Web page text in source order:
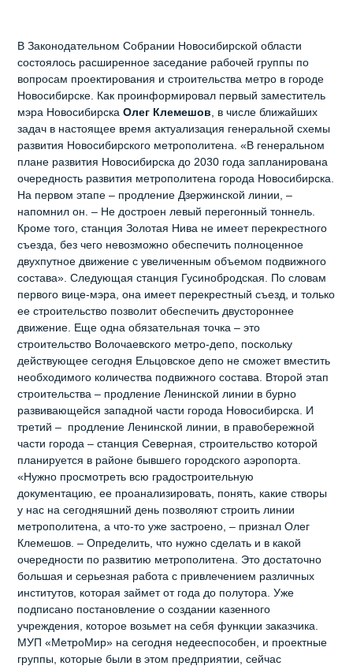
В Законодательном Собрании Новосибирской области
состоялось расширенное заседание рабочей группы по
вопросам проектирования и строительства метро в городе
Новосибирске. Как проинформировал первый заместитель
мэра НовосибирскаОлег Клемешов , в числе ближайших
задач в настоящее время актуализация генеральной схемы
развития Новосибирского метрополитена. «В генеральном
плане развития Новосибирска до 2030 года запланирована
очередность развития метрополитена города Новосибирска.
На первом этапе – продление Дзержинской линии, –
напомнил он. – Не достроен левый перегонный тоннель.
Кроме того, станция Золотая Нива не имеет перекрестного
съезда, без чего невозможно обеспечить полноценное
двухпутное движение с увеличенным объемом подвижного
состава». Следующая станция Гусинобродская. По словам
первого вице-мэра, она имеет перекрестный съезд, и только
ее строительство позволит обеспечить двустороннее
движение. Еще одна обязательная точка – это
строительство Волочаевского метро-депо, поскольку
действующее сегодня Ельцовское депо не сможет вместить
необходимого количества подвижного состава. Второй этап
строительства – продление Ленинской линии в бурно
развивающейся западной части города Новосибирска. И
третий – продление Ленинской линии, в правобережной
части города – станция Северная, строительство которой
планируется в районе бывшего городского аэропорта.
«Нужно просмотреть всю градостроительную
документацию, ее проанализировать, понять, какие створы
у нас на сегодняшний день позволяют строить линии
метрополитена, а что-то уже застроено, – признал Олег
Клемешов. – Определить, что нужно сделать и в какой
очередности по развитию метрополитена. Это достаточно
большая и серьезная работа с привлечением различных
институтов, которая займет от года до полутора. Уже
подписано постановление о создании казенного
учреждения, которое возьмет на себя функции заказчика.
МУП «МетроМир» на сегодня недееспособен, и проектные
группы, которые были в этом предприятии, сейчас